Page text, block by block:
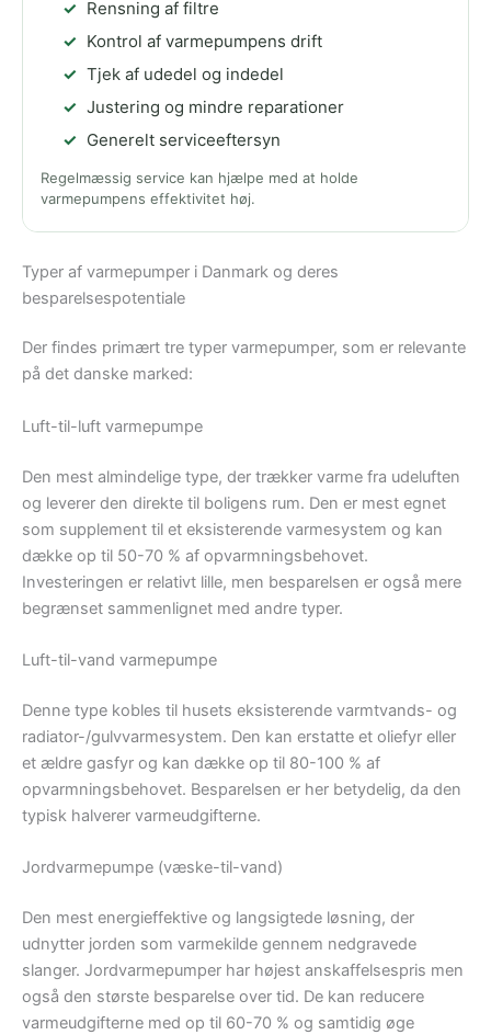
Rensning af filtre
Kontrol af varmepumpens drift
Tjek af udedel og indedel
Justering og mindre reparationer
Generelt serviceeftersyn
Regelmæssig service kan hjælpe med at holde
varmepumpens effektivitet høj.
Typer af varmepumper i Danmark og deres
besparelsespotentiale
Der findes primært tre typer varmepumper, som er relevante
på det danske marked:
Luft-til-luft varmepumpe
Den mest almindelige type, der trækker varme fra udeluften
og leverer den direkte til boligens rum. Den er mest egnet
som supplement til et eksisterende varmesystem og kan
dække op til 50-70 % af opvarmningsbehovet.
Investeringen er relativt lille, men besparelsen er også mere
begrænset sammenlignet med andre typer.
Luft-til-vand varmepumpe
Denne type kobles til husets eksisterende varmtvands- og
radiator-/gulvvarmesystem. Den kan erstatte et oliefyr eller
et ældre gasfyr og kan dække op til 80-100 % af
opvarmningsbehovet. Besparelsen er her betydelig, da den
typisk halverer varmeudgifterne.
Jordvarmepumpe (væske-til-vand)
Den mest energieffektive og langsigtede løsning, der
udnytter jorden som varmekilde gennem nedgravede
slanger. Jordvarmepumper har højest anskaffelsespris men
også den største besparelse over tid. De kan reducere
varmeudgifterne med op til 60-70 % og samtidig øge